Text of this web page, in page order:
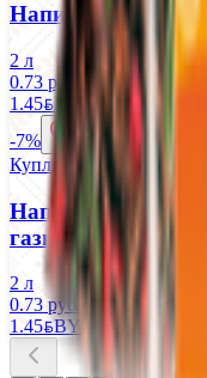
Напиток
2 л
0.73 руб/л0.79 руб/л
1.45BYNBYN 1.57
BYN
-7%
Купляйце Беларускае
Напиток
газированный
2 л
0.73 руб/л
0.79 руб/л
1.45BYNBYN 1.57 BYN